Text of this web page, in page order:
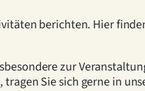
berichten. Hier
zur
Sie sich gerne in